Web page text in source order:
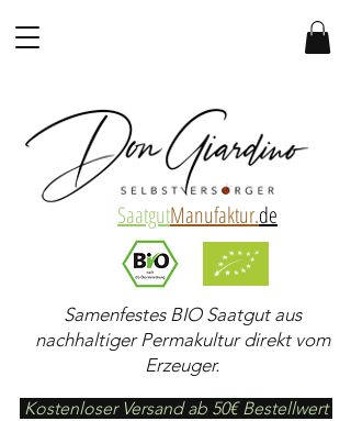
SaatgutManufaktur.de
Samenfestes BIO Saatgut aus
nachhaltiger Permakultur direkt vom
Erzeuger.
Kostenloser Versand ab 50€ Bestellwert